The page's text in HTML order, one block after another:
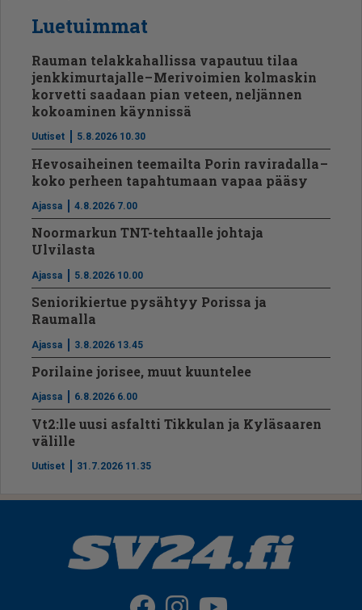
Luetuimmat
Rauman telakkahallissa vapautuu tilaa
jenkkimurtajalle – Merivoimien kolmaskin
korvetti saadaan pian veteen, neljännen
kokoaminen käynnissä
Uutiset 5.8.2026 10.30
Hevosaiheinen teemailta Porin raviradalla –
koko perheen tapahtumaan vapaa pääsy
Ajassa 4.8.2026 7.00
Noormarkun TNT-tehtaalle johtaja
Ulvilasta
Ajassa 5.8.2026 10.00
Seniorikiertue pysähtyy Porissa ja
Raumalla
Ajassa 3.8.2026 13.45
Porilaine jorisee, muut kuuntelee
Ajassa 6.8.2026 6.00
Vt2:lle uusi asfaltti Tikkulan ja Kyläsaaren
välille
Uutiset 31.7.2026 11.35